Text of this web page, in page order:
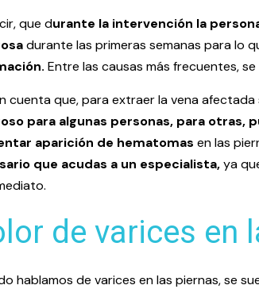
que durante la intervención la
durante las primeras semanas para lo
Entre las causas más frecuentes,
cuenta que, para extraer la vena
para algunas personas, para
aparición de hematomas en las
que acudas a un especialista,ya
de varices en
hablamos de varices en las piernas, se